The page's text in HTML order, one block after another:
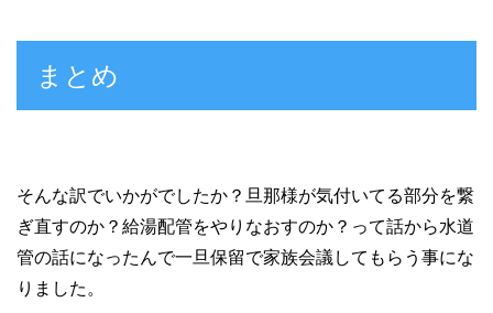
まとめ
そんな訳でいかがでしたか？旦那様が気付いてる部分を繋
ぎ直すのか？給湯配管をやりなおすのか？って話から水道
管の話になったんで一旦保留で家族会議してもらう事にな
りました。